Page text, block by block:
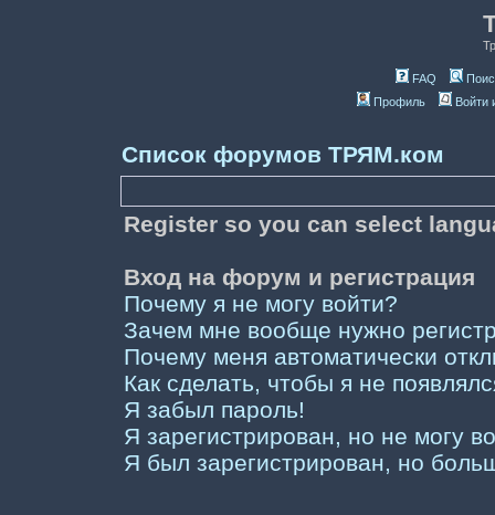
FAQ
Профиль
Войти
Список форумов ТРЯМ.ком
Register so you can select
Вход на форум и регистрация
Почему я не могу войти?
Зачем мне вообще нужно
Почему меня автоматически
Как сделать, чтобы я не
Я забыл пароль!
Я зарегистрирован, но не могу
Я был зарегистрирован, но